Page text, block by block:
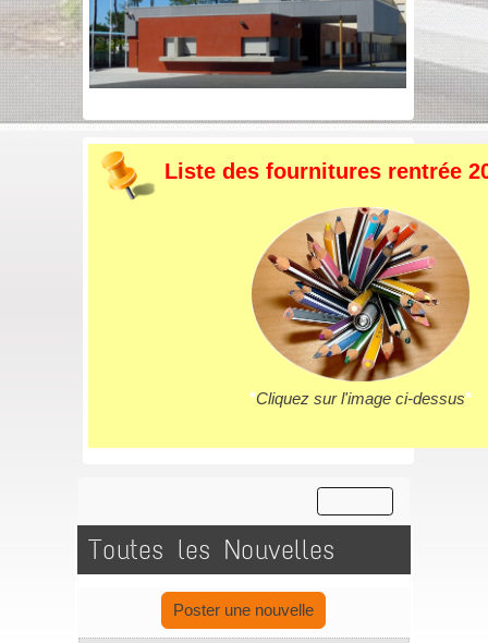
Liste des fournitures rentrée
*Cliquez sur l'image ci-dessus*
Toutes les Nouvelles
Poster une nouvelle